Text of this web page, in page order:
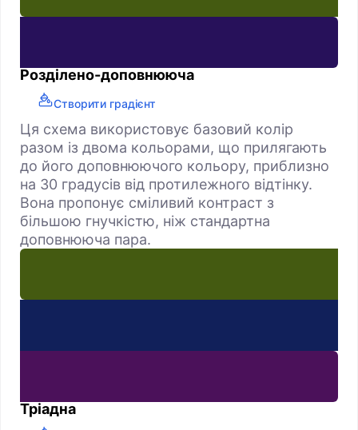
Розділено-доповнююча
Створити градієнт
Ця схема використовує базовий колір
разом із двома кольорами, що прилягають
до його доповнюючого кольору, приблизно
на 30 градусів від протилежного відтінку.
Вона пропонує сміливий контраст з
більшою гнучкістю, ніж стандартна
доповнююча пара.
Тріадна